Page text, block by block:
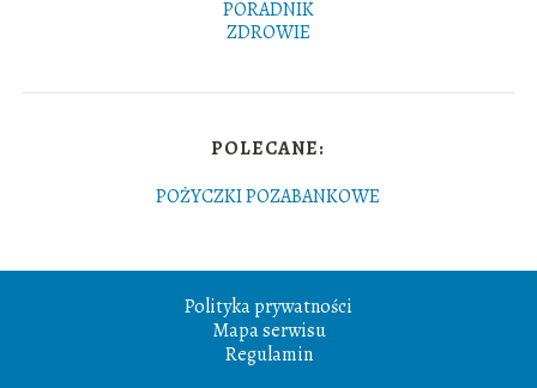
PORADNIK
ZDROWIE
POLECANE:
POŻYCZKI POZABANKOWE
Polityka prywatności
Mapa serwisu
Regulamin